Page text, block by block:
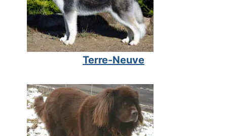
Terre-Neuve